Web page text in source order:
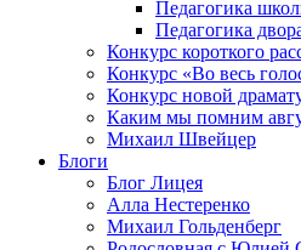
Педагогика
Педагогика
Конкурс короткого
Конкурс «Во весь
Конкурс новой
Каким мы помним
Михаил Швейцер
Блоги
Блог Лицея
Алла Нестеренко
Михаил Гольденберг